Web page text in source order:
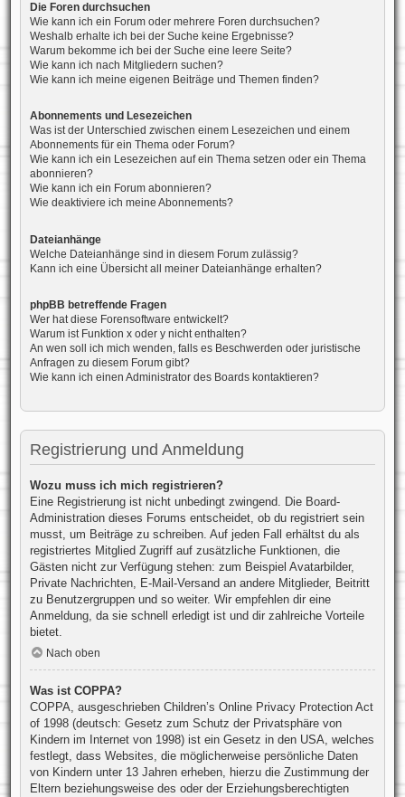
Die Foren durchsuchen
Wie kann ich ein Forum oder mehrere Foren durchsuchen?
Weshalb erhalte ich bei der Suche keine Ergebnisse?
Warum bekomme ich bei der Suche eine leere Seite?
Wie kann ich nach Mitgliedern suchen?
Wie kann ich meine eigenen Beiträge und Themen finden?
Abonnements und Lesezeichen
Was ist der Unterschied zwischen einem Lesezeichen und einem
Abonnements für ein Thema oder Forum?
Wie kann ich ein Lesezeichen auf ein Thema setzen oder ein Thema
abonnieren?
Wie kann ich ein Forum abonnieren?
Wie deaktiviere ich meine Abonnements?
Dateianhänge
Welche Dateianhänge sind in diesem Forum zulässig?
Kann ich eine Übersicht all meiner Dateianhänge erhalten?
phpBB betreffende Fragen
Wer hat diese Forensoftware entwickelt?
Warum ist Funktion x oder y nicht enthalten?
An wen soll ich mich wenden, falls es Beschwerden oder juristische
Anfragen zu diesem Forum gibt?
Wie kann ich einen Administrator des Boards kontaktieren?
Registrierung und Anmeldung
Wozu muss ich mich registrieren?
Eine Registrierung ist nicht unbedingt zwingend. Die Board-
Administration dieses Forums entscheidet, ob du registriert sein
musst, um Beiträge zu schreiben. Auf jeden Fall erhältst du als
registriertes Mitglied Zugriff auf zusätzliche Funktionen, die
Gästen nicht zur Verfügung stehen: zum Beispiel Avatarbilder,
Private Nachrichten, E-Mail-Versand an andere Mitglieder, Beitritt
zu Benutzergruppen und so weiter. Wir empfehlen dir eine
Anmeldung, da sie schnell erledigt ist und dir zahlreiche Vorteile
bietet.
Nach oben
Was ist COPPA?
COPPA, ausgeschrieben Children’s Online Privacy Protection Act
of 1998 (deutsch: Gesetz zum Schutz der Privatsphäre von
Kindern im Internet von 1998) ist ein Gesetz in den USA, welches
festlegt, dass Websites, die möglicherweise persönliche Daten
von Kindern unter 13 Jahren erheben, hierzu die Zustimmung der
Eltern beziehungsweise des oder der Erziehungsberechtigten